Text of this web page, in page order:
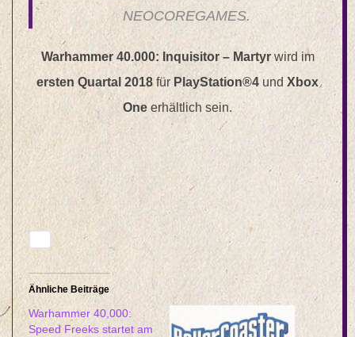
NEOCOREGAMES.
Warhammer 40.000: Inquisitor – Martyr wird im
ersten Quartal 2018 für PlayStation®4 und Xbox
One erhältlich sein.
Ähnliche Beiträge
Warhammer 40,000:
Speed Freeks startet am